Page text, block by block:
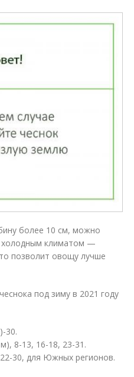
более 10 см, можно
холодным климатом —
позволит овощу лучше
под зиму в 2021 году
30.
8-13, 16-18, 23-31.
30, для Южных регионов.